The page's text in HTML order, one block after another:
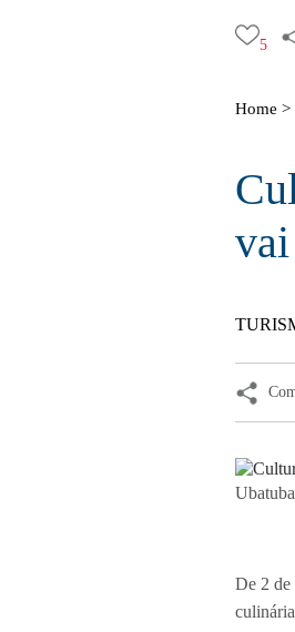
5
Home >
De 2 de